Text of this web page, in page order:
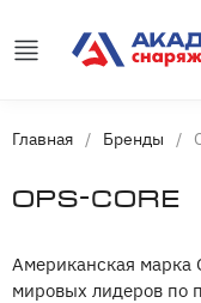
Главная / Бренды /
Ops-Core
Американская марка
мировых лидеров по